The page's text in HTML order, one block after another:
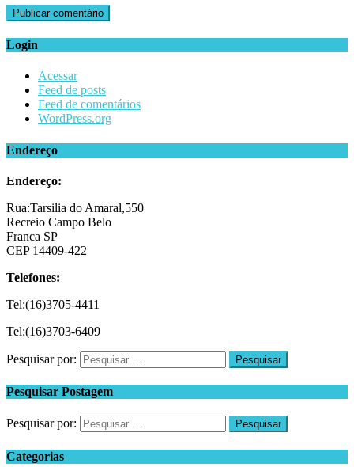
Login
Acessar
Feed de posts
Feed de comentários
WordPress.org
Endereço
Endereço:
Rua:Tarsilia do Amaral,550
Recreio Campo Belo
Franca SP
CEP 14409-422
Telefones:
Tel:(16)3705-4411
Tel:(16)3703-6409
Pesquisar por:
Pesquisar Postagem
Pesquisar por:
Categorias